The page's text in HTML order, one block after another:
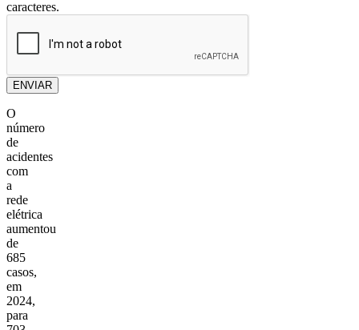
caracteres.
ENVIAR
O
número
de
acidentes
com
a
rede
elétrica
aumentou
de
685
casos,
em
2024,
para